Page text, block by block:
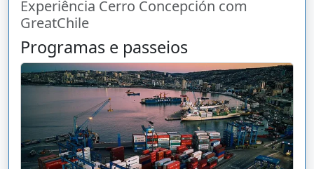
Experiência Cerro Concepción com
GreatChile
Programas e passeios